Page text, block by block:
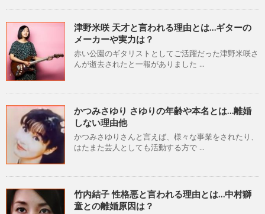
津野米咲 天才と言われる理由とは…ギターの
メーカーや実力は？
赤い公園のギタリストとしてご活躍だった津野米咲さ
んが逝去されたと一報がありました ...
かつみさゆり さゆりの年齢や本名とは…離婚
しない理由他
かつみさゆりさんと言えば、様々な事業をされたり、
はたまた芸人としても活動する方で ...
竹内結子 性格悪と言われる理由とは…中村獅
童との離婚原因は？